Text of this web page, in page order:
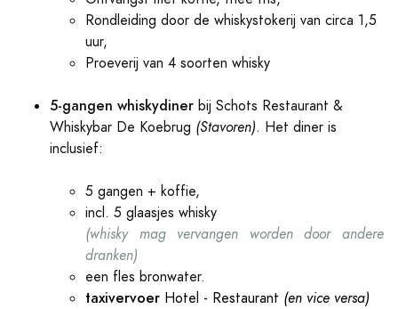
Rondleiding door de whiskystokerij van circa 1,5
uur,
Proeverij van 4 soorten whisky
5-gangen whiskydiner bij Schots Restaurant &
Whiskybar De Koebrug (Stavoren). Het diner is
inclusief:
5 gangen + koffie,
incl. 5 glaasjes whisky
(whisky mag vervangen worden door andere
dranken)
een fles bronwater.
taxivervoer Hotel - Restaurant (en vice versa)